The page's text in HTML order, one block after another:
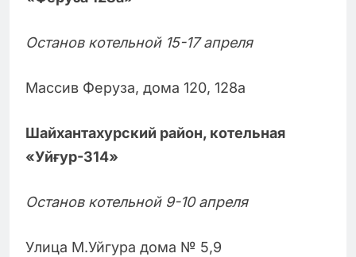
Останов котельной 15-17 апреля
Массив Феруза, дома 120, 128а
Шайхантахурский район, котельная
«Уйғур-314»
Останов котельной 9-10 апреля
Улица М.Уйгура дома № 5,9